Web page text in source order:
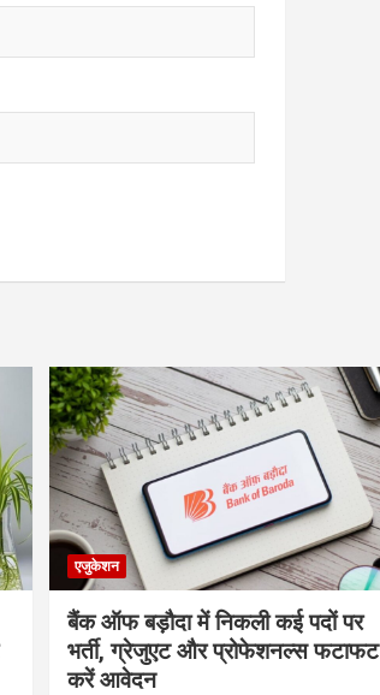
एजुकेशन
बैंक ऑफ बड़ौदा में निकली कई पदों पर
भर्ती, ग्रेजुएट और प्रोफेशनल्स फटाफट
करें आवेदन